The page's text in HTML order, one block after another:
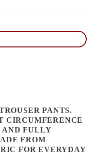
PANTS.
CIRCUMFERENCE
AND FULLY
FROM
FOR EVERYDAY